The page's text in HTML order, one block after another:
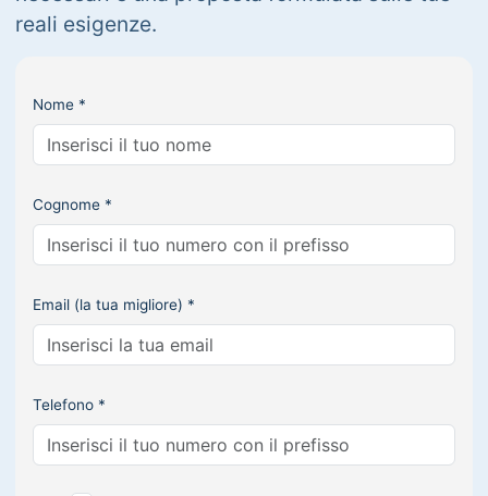
reali esigenze.
Nome *
Cognome *
Email (la tua migliore) *
Telefono *